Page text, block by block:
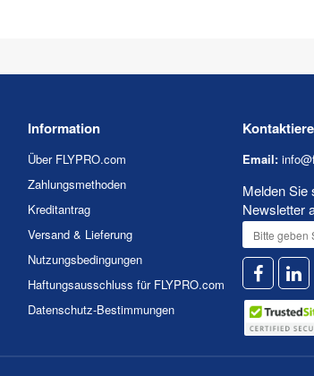
Information
Über FLYPRO.com
Zahlungsmethoden
Kreditantrag
Versand & Lieferung
Nutzungsbedingungen
Haftungsausschluss für FLYPRO.com
Datenschutz-Bestimmungen
Email:
Melden Sie
Newsletter